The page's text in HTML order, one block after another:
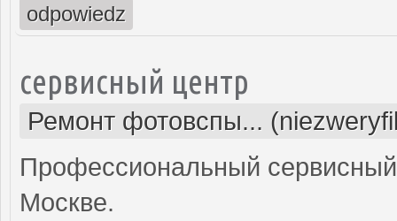
odpowiedz
сервисный центр
Ремонт фотовспы...
Профессиональный
Москве.